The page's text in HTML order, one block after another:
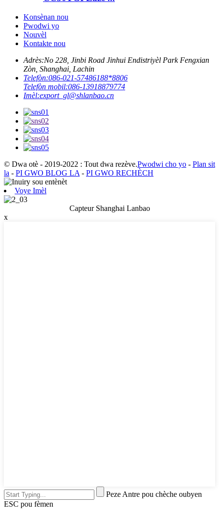
Konsènan nou
Pwodwi yo
Nouvèl
Kontakte nou
Adrès:No 228, Jinbi Road Jinhui Endistriyèl Park Fengxian
Zòn, Shanghai, Lachin
Telefòn:086-021-57486188*8806
Telefòn mobil:086-13918879774
Imèl:export_gl@shlanbao.cn
© Dwa otè - 2019-2022 : Tout dwa rezève.Pwodwi cho yo - Plan sit
la - PI GWO BLOG LA - PI GWO RECHÈCH
Voye Imèl
Capteur Shanghai Lanbao
x
Peze Antre pou chèche oubyen
ESC pou fèmen